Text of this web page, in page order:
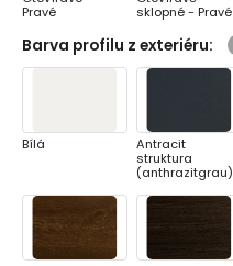
Pravé
sklopné - Pravé
Barva profilu z exteriéru:
Bílá
Antracit
struktura
(anthrazitgrau)